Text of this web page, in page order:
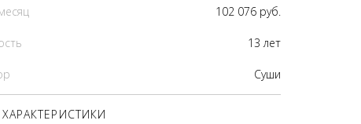
102 076 руб.
13 лет
Суши